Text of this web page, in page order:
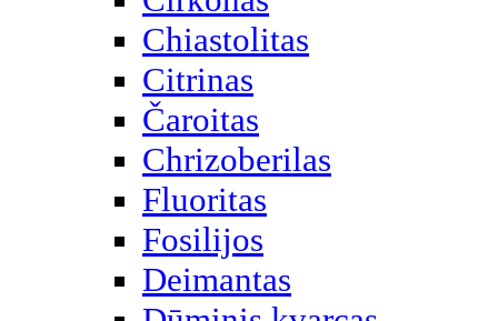
Chiastolitas
Citrinas
Čaroitas
Chrizoberilas
Fluoritas
Fosilijos
Deimantas